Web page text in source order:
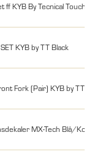
ff KYB By Tecnical Touch
KYB by TT Black
Fork (Pair) KYB by TT
MX-Tech Blå/